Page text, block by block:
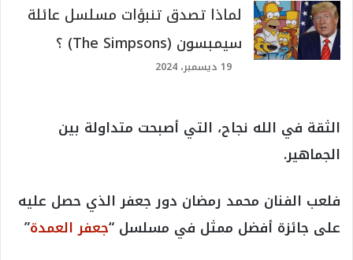
لماذا تصدق تنبؤات مسلسل عائلة
سيمبسون (The Simpsons) ؟
19 ديسمبر، 2024
الثقة في الله نجاح، التي أصبحت متداولة بين
الجماهير.
فلعب الفنان محمد رمضان دور جعفر الذي حصل عليه
على جائزة أفضل ممثل في مسلسل “جعفر العمدة”